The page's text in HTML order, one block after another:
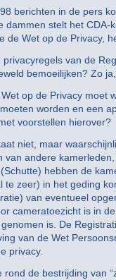
berichten in de pers
dammen stelt het
de Wet op de Privacy,
van de
bemoeilijken? Zo
op de Privacy moet
worden en een
voorstellen hierover?
niet, maar
van andere
hebben de
te zeer) in het geding
van eventueel
cameratoezicht is in
is. De
van de Wet
privacy.
de bestrijding van